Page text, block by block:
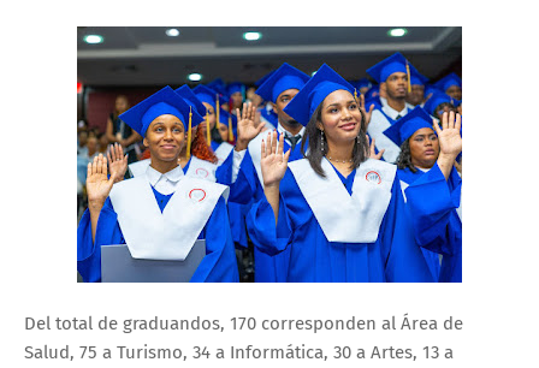
Del total de graduandos, 170 corresponden al Área de
Salud, 75 a Turismo, 34 a Informática, 30 a Artes, 13 a